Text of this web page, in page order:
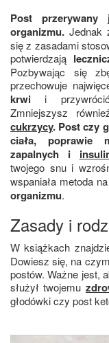
Post przerywany
organizmu. Jednak
się z zasadami
potwierdzają
Pozbywając się
przechowuje
krwi i
Zmniejszysz
cukrzycy. Post czy
ciała, poprawie
zapalnych i
twojego snu i
wspaniała metoda
organizmu.
Zasady i
W książkach
Dowiesz się, na
postów. Ważne jest,
służył twojemu
głodówki czy post